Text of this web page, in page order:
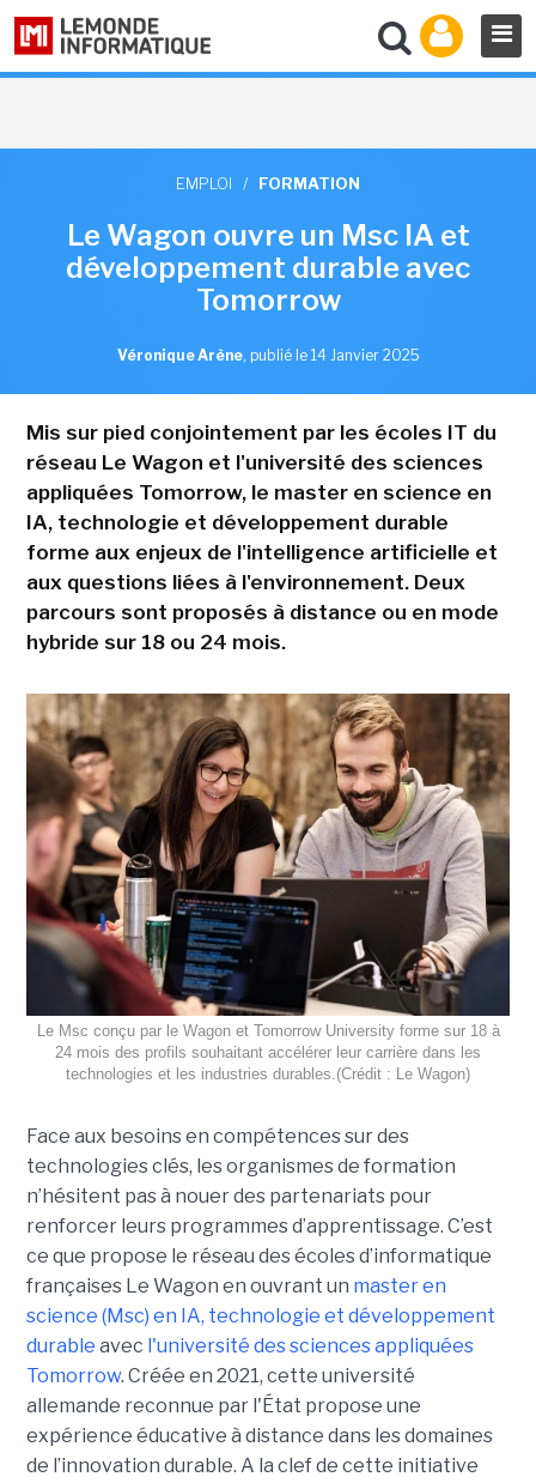
EMPLOI / FORMATION
Le Wagon ouvre un Msc IA et
développement durable avec
Tomorrow
Véronique Arène, publié le 14 Janvier 2025
Mis sur pied conjointement par les écoles IT du
réseau Le Wagon et l'université des sciences
appliquées Tomorrow, le master en science en
IA, technologie et développement durable
forme aux enjeux de l'intelligence artificielle et
aux questions liées à l'environnement. Deux
parcours sont proposés à distance ou en mode
hybride sur 18 ou 24 mois.
Le Msc conçu par le Wagon et Tomorrow University forme sur 18 à
24 mois des profils souhaitant accélérer leur carrière dans les
technologies et les industries durables.(Crédit : Le Wagon)
Face aux besoins en compétences sur des
technologies clés, les organismes de formation
n’hésitent pas à nouer des partenariats pour
renforcer leurs programmes d’apprentissage. C’est
ce que propose le réseau des écoles d’informatique
françaises Le Wagon en ouvrant un master en
science (Msc) en IA, technologie et développement
durable avec l'université des sciences appliquées
Tomorrow. Créée en 2021, cette université
allemande reconnue par l'État propose une
expérience éducative à distance dans les domaines
de l’innovation durable. A la clef de cette initiative